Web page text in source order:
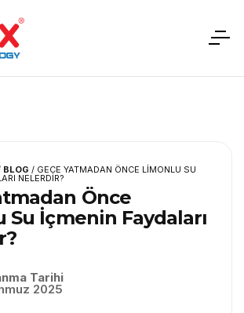
BLOG / GECE YATMADAN ÖNCE LIMONLU SU
NELERDIR?
Önce
Su İçmenin Faydaları
Tarihi
2025